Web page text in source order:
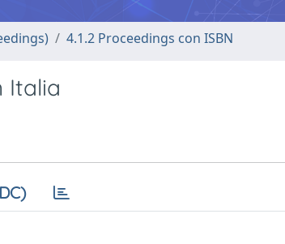
4.1.2 Proceedings con ISBN
Italia